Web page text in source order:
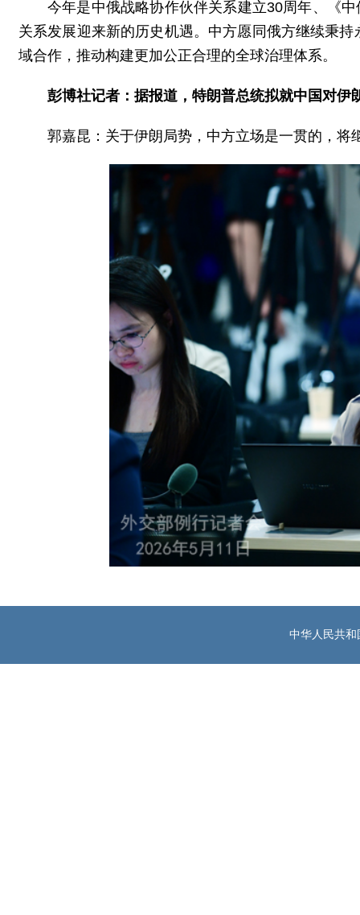
今年是中俄战略协作伙伴关系建立30周年、《
关系发展迎来新的历史机遇。中方愿同俄方继续秉
域合作，推动构建更加公正合理的全球治理体系。
彭博社记者：据报道，特朗普总统拟就中国对
郭嘉昆：关于伊朗局势，中方立场是一贯的，
中华人民共